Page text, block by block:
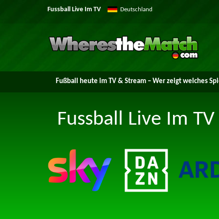
Fussball Live Im TV Deutschland
Fußball heute im TV & Stream – Wer zeigt welches
Fussball Live Im TV